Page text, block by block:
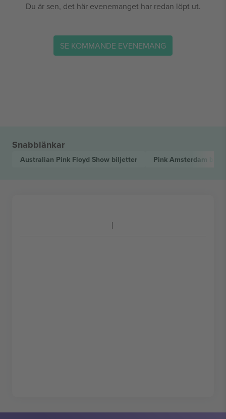
Du är sen, det här evenemanget har redan löpt ut.
SE KOMMANDE EVENEMANG
Snabblänkar
Australian Pink Floyd Show biljetter Pink Amsterdam